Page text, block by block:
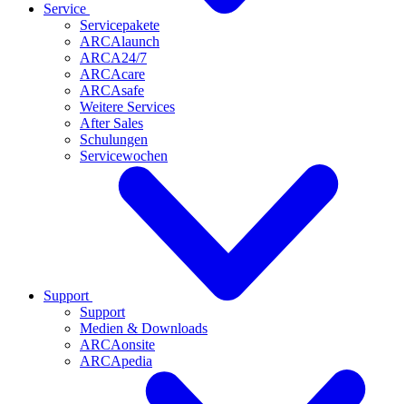
Service
Servicepakete
ARCAlaunch
ARCA24/7
ARCAcare
ARCAsafe
Weitere Services
After Sales
Schulungen
Servicewochen
Support
Support
Medien & Downloads
ARCAonsite
ARCApedia